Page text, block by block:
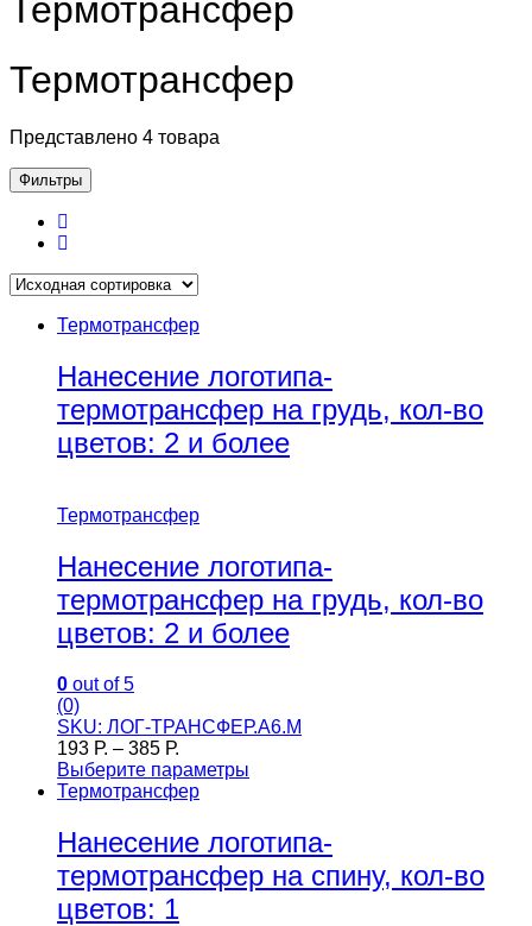
Термотрансфер
Термотрансфер
Представлено 4 товара
Фильтры
Термотрансфер
Нанесение логотипа-
термотрансфер на грудь, кол-во
цветов: 2 и более
Термотрансфер
Нанесение логотипа-
термотрансфер на грудь, кол-во
цветов: 2 и более
0 out of 5
(0)
SKU: ЛОГ-ТРАНСФЕР.А6.М
193 Р. – 385 Р.
Выберите параметры
Термотрансфер
Нанесение логотипа-
термотрансфер на спину, кол-во
цветов: 1